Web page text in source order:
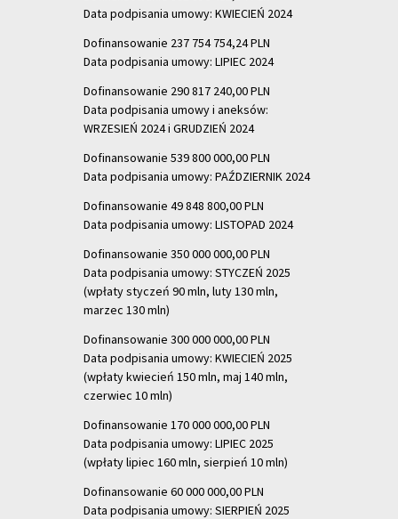
Data podpisania umowy: KWIECIEŃ 2024
Dofinansowanie 237 754 754,24 PLN
Data podpisania umowy: LIPIEC 2024
Dofinansowanie 290 817 240,00 PLN
Data podpisania umowy i aneksów:
WRZESIEŃ 2024 i GRUDZIEŃ 2024
Dofinansowanie 539 800 000,00 PLN
Data podpisania umowy: PAŹDZIERNIK 2024
Dofinansowanie 49 848 800,00 PLN
Data podpisania umowy: LISTOPAD 2024
Dofinansowanie 350 000 000,00 PLN
Data podpisania umowy: STYCZEŃ 2025
(wpłaty styczeń 90 mln, luty 130 mln,
marzec 130 mln)
Dofinansowanie 300 000 000,00 PLN
Data podpisania umowy: KWIECIEŃ 2025
(wpłaty kwiecień 150 mln, maj 140 mln,
czerwiec 10 mln)
Dofinansowanie 170 000 000,00 PLN
Data podpisania umowy: LIPIEC 2025
(wpłaty lipiec 160 mln, sierpień 10 mln)
Dofinansowanie 60 000 000,00 PLN
Data podpisania umowy: SIERPIEŃ 2025